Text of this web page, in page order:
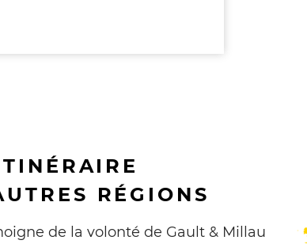
RÉGIONS
de la volonté de Gault & Millau